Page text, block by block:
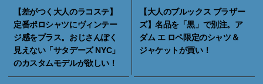
【差がつく大人のラコステ】
定番ポロシャツにヴィンテー
ジ感をプラス。おじさんぽく
見えない「サタデーズ NYC」
のカスタムモデルが欲しい！
【大人のブルックス ブラザー
ズ】名品を「黒」で別注。ア
ダム エ ロペ限定のシャツ＆
ジャケットが買い！